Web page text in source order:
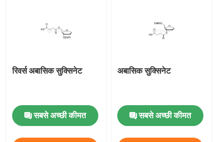
रिवर्स अबासिक सुक्सिनेट
सबसे अच्छी कीमत
अबासिक सुक्सिनेट
सबसे अच्छी कीमत